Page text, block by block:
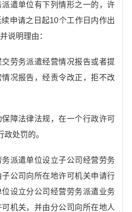
遣单位有下列情形之一的，许
申请之日起10个工作日内作出
说明理由：
务派遣经营情况报告或者提
况报告，经责令改正，拒不改
法律法规，在一个行政许可
处罚的。
派遣单位设立子公司经营劳务
公司向所在地许可机关申请行
设立分公司经营劳务派遣业务
机关，并由分公司向所在地人